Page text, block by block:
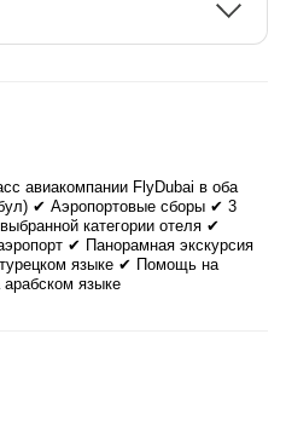
авиакомпании FlyDubai в оба
✔ Аэропортовые сборы ✔ 3
категории отеля ✔
✔ Панорамная экскурсия
языке ✔ Помощь на
языке